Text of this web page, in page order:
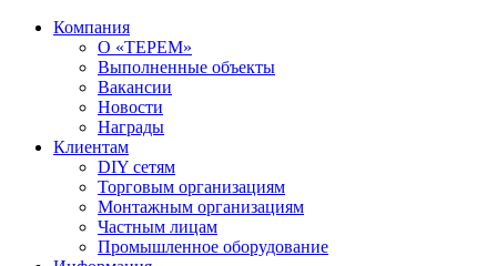
Компания
О «ТЕРЕМ»
Выполненные объекты
Вакансии
Новости
Награды
Клиентам
DIY сетям
Торговым организациям
Монтажным организациям
Частным лицам
Промышленное оборудование